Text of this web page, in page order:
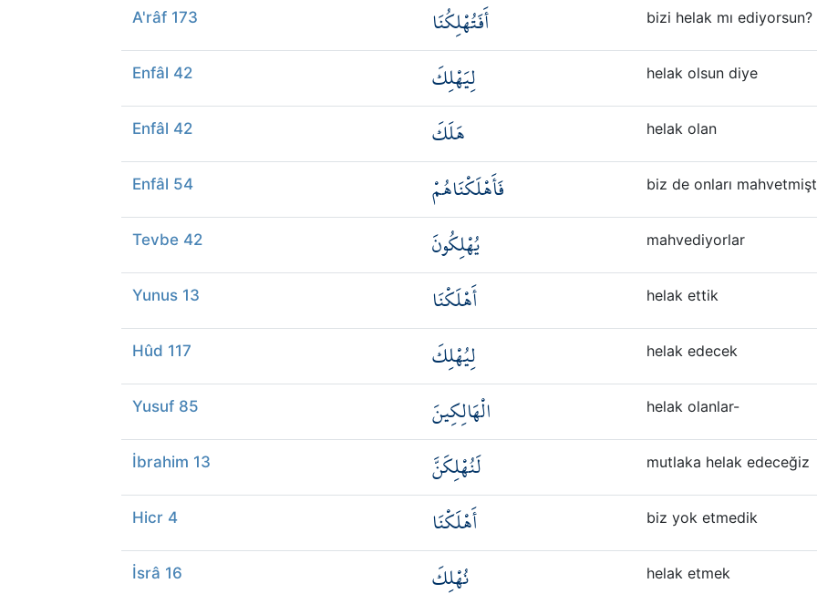
A'râf 173 أَفَتُهْلِكُنَا bizi helak mı ediyorsun?
Enfâl 42 لِيَهْلِكَ helak olsun diye
Enfâl 42 هَلَكَ helak olan
Enfâl 54 فَأَهْلَكْنَاهُمْ biz de onları
Tevbe 42 يُهْلِكُونَ mahvediyorlar
Yunus 13 أَهْلَكْنَا helak ettik
Hûd 117 لِيُهْلِكَ helak edecek
Yusuf 85 الْهَالِكِينَ helak olanlar-
İbrahim 13 لَنُهْلِكَنَّ mutlaka helak edeceğiz
Hicr 4 أَهْلَكْنَا biz yok etmedik
İsrâ 16 نُهْلِكَ helak etmek